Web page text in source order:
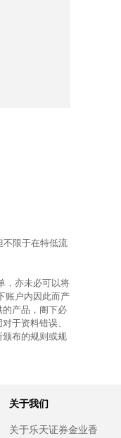
不限于在特低流
，亦未必可以将
账户内因此而产
产品，阁下必
于资料错误、
布的规则或规
关于我们
关于乐天证券金业香